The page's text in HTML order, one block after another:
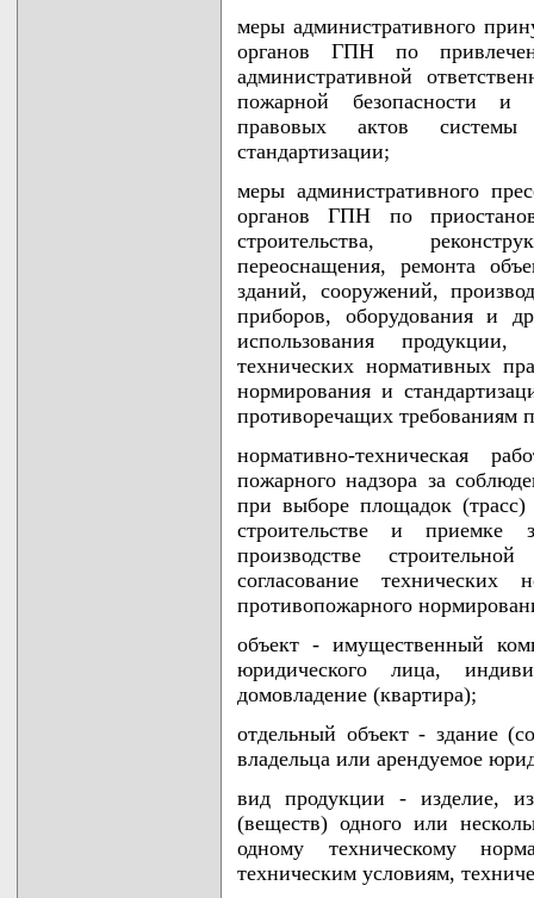
меры административного
органов ГПН по
административной
пожарной безопасности и
правовых актов системы
стандартизации;
меры административного
органов ГПН по
строительства,
переоснащения, ремонта
зданий, сооружений,
приборов, оборудования и
использования
технических нормативных
нормирования и
противоречащих требованиям
нормативно-техническая
пожарного надзора за
при выборе площадок (трасс)
строительстве и приемке
производстве
согласование
противопожарного
объект - имущественный
юридического лица,
домовладение (квартира);
отдельный объект - здание
владельца или арендуемое
вид продукции - изделие,
(веществ) одного или
одному техническому
техническим условиям,